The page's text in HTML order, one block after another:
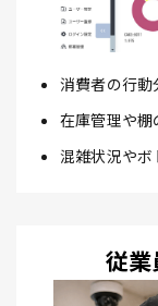
消費者の行動
在庫管理や棚
混雑状況や
従